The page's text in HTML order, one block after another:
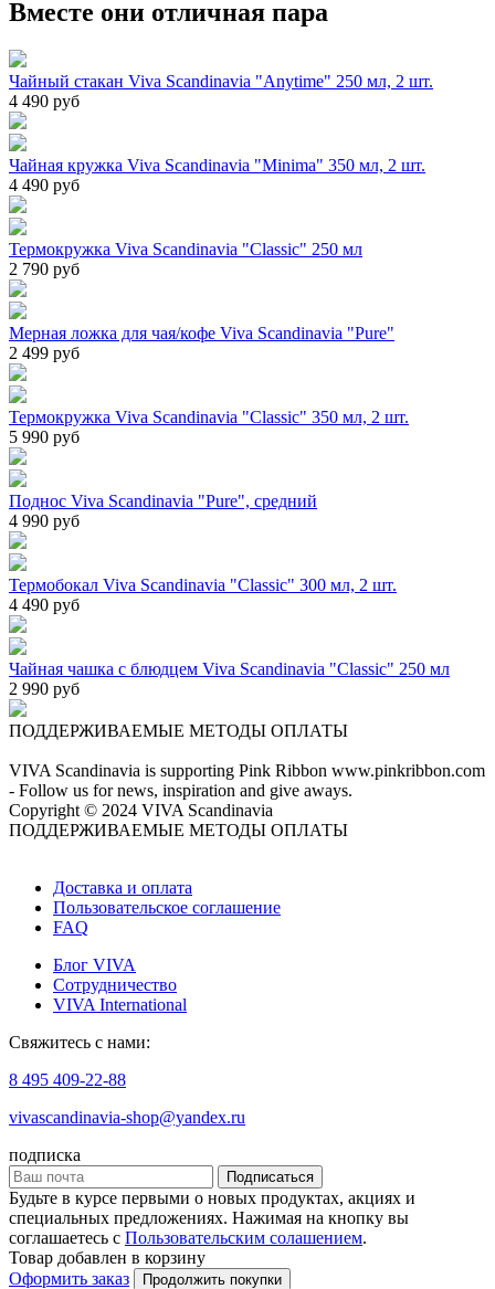
Вместе они отличная пара
Чайный стакан Viva Scandinavia "Anytime" 250 мл, 2 шт.
4 490 руб
Чайная кружка Viva Scandinavia "Minima" 350 мл, 2 шт.
4 490 руб
Термокружка Viva Scandinavia "Classic" 250 мл
2 790 руб
Мерная ложка для чая/кофе Viva Scandinavia "Pure"
2 499 руб
Термокружка Viva Scandinavia "Classic" 350 мл, 2 шт.
5 990 руб
Поднос Viva Scandinavia "Pure", средний
4 990 руб
Термобокал Viva Scandinavia "Classic" 300 мл, 2 шт.
4 490 руб
Чайная чашка с блюдцем Viva Scandinavia "Classic" 250 мл
2 990 руб
ПОДДЕРЖИВАЕМЫЕ МЕТОДЫ ОПЛАТЫ
VIVA Scandinavia is supporting Pink Ribbon www.pinkribbon.com
- Follow us for news, inspiration and give aways.
Copyright © 2024 VIVA Scandinavia
ПОДДЕРЖИВАЕМЫЕ МЕТОДЫ ОПЛАТЫ
Доставка и оплата
Пользовательское соглашение
FAQ
Блог VIVA
Сотрудничество
VIVA International
Свяжитесь с нами:
8 495 409-22-88
vivascandinavia-shop@yandex.ru
подписка
Подписаться
Будьте в курсе первыми о новых продуктах, акциях и
специальных предложениях. Нажимая на кнопку вы
соглашаетесь с Пользовательским солашением.
Товар добавлен в корзину
Оформить заказ
Продолжить покупки